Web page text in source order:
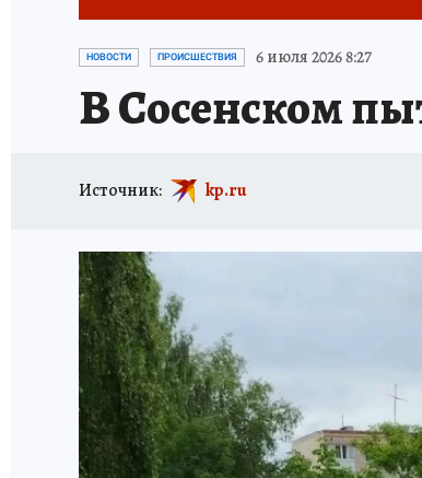
ИСПЫТАНО НА СЕБЕ
НОВОСТИ ПРОИСШЕСТВИЯ 6 июля 2026 8:27
В Сосенском
Источник: kp.ru